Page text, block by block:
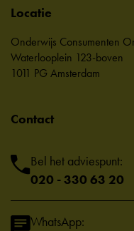
Locatie
Onderwijs Consumenten
Waterlooplein 123-boven
1011 PG Amsterdam
Contact
Bel het adviespunt:
020 - 330 63 20
WhatsApp: